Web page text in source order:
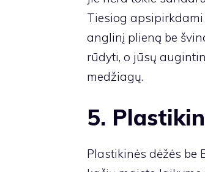
Tiesiog
anglinį plieną be
rūdyti, o jūsų
medžiagų.
5.
Plastikinės dėžės